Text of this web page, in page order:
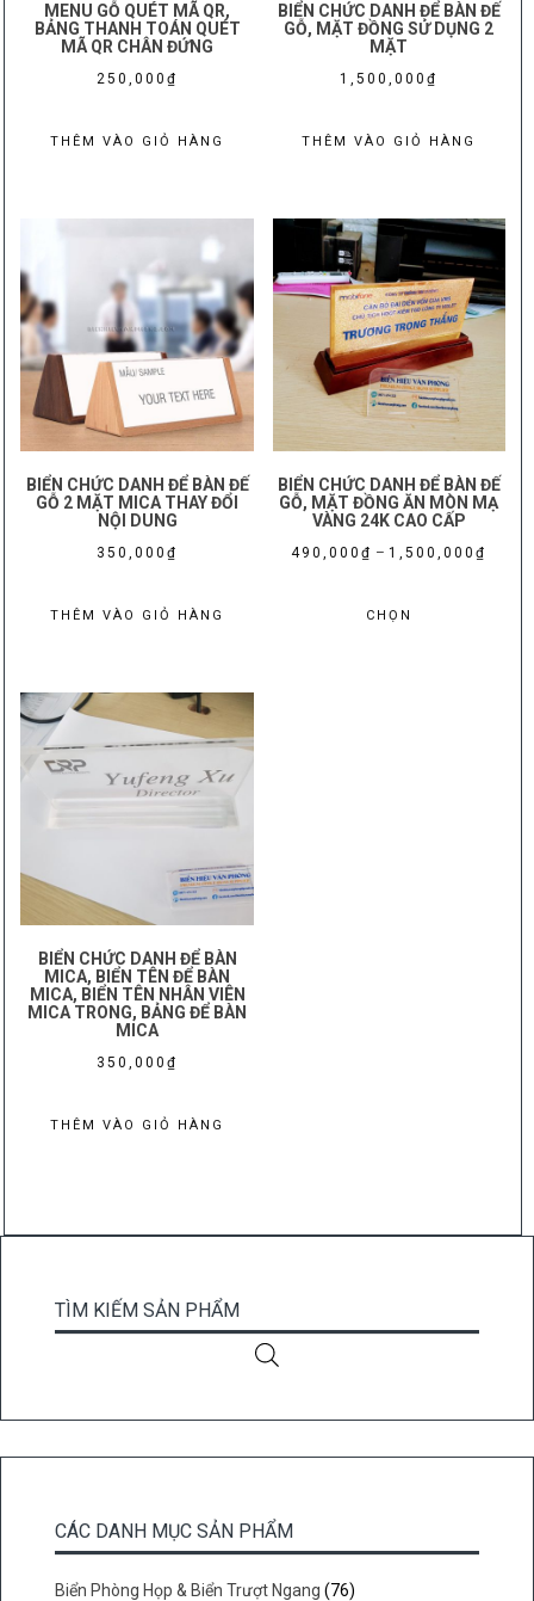
MENU GỖ QUÉT MÃ QR,
BẢNG THANH TOÁN QUÉT
MÃ QR CHÂN ĐỨNG
250,000 ₫
THÊM VÀO GIỎ HÀNG
BIỂN CHỨC DANH ĐỂ BÀN ĐẾ
GỖ, MẶT ĐỒNG SỬ DỤNG 2
MẶT
1,500,000₫
THÊM VÀO GIỎ HÀNG
BIỂN CHỨC DANH ĐỂ BÀN ĐẾ
GỖ 2 MẶT MICA THAY ĐỔI
NỘI DUNG
350,000 ₫
THÊM VÀO GIỎ HÀNG
BIỂN CHỨC DANH ĐỂ BÀN ĐẾ
GỖ, MẶT ĐỒNG ĂN MÒN MẠ
VÀNG 24K CAO CẤP
490,000₫ – 1,500,000₫
CHỌN
BIỂN CHỨC DANH ĐỂ BÀN
MICA, BIỂN TÊN ĐỂ BÀN
MICA, BIỂN TÊN NHÂN VIÊN
MICA TRONG, BẢNG ĐỂ BÀN
MICA
350,000 ₫
THÊM VÀO GIỎ HÀNG
TÌM KIẾM SẢN PHẨM
CÁC DANH MỤC SẢN PHẨM
Biển Phòng Họp & Biển Trượt Ngang (76)